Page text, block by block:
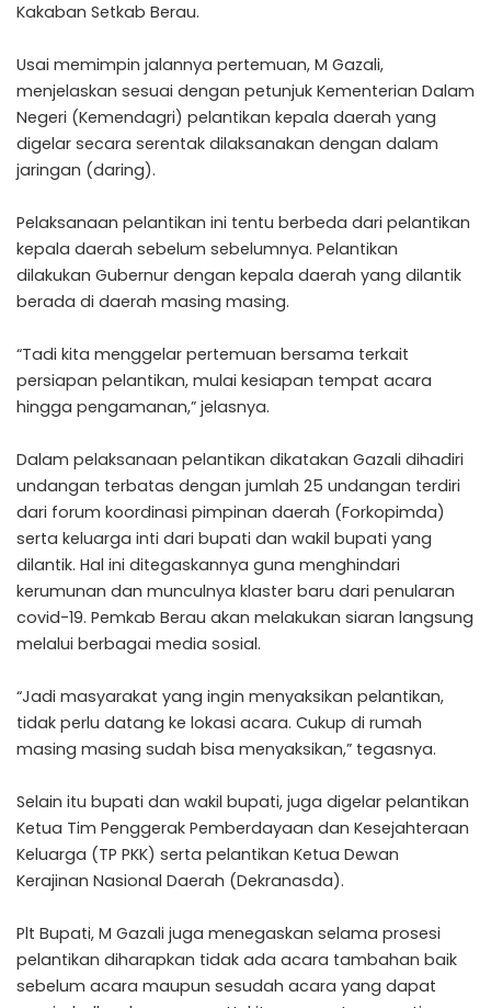
Kakaban Setkab Berau.
Usai memimpin jalannya pertemuan, M Gazali,
menjelaskan sesuai dengan petunjuk Kementerian Dalam
Negeri (Kemendagri) pelantikan kepala daerah yang
digelar secara serentak dilaksanakan dengan dalam
jaringan (daring).
Pelaksanaan pelantikan ini tentu berbeda dari pelantikan
kepala daerah sebelum sebelumnya. Pelantikan
dilakukan Gubernur dengan kepala daerah yang dilantik
berada di daerah masing masing.
“Tadi kita menggelar pertemuan bersama terkait
persiapan pelantikan, mulai kesiapan tempat acara
hingga pengamanan,” jelasnya.
Dalam pelaksanaan pelantikan dikatakan Gazali dihadiri
undangan terbatas dengan jumlah 25 undangan terdiri
dari forum koordinasi pimpinan daerah (Forkopimda)
serta keluarga inti dari bupati dan wakil bupati yang
dilantik. Hal ini ditegaskannya guna menghindari
kerumunan dan munculnya klaster baru dari penularan
covid-19. Pemkab Berau akan melakukan siaran langsung
melalui berbagai media sosial.
“Jadi masyarakat yang ingin menyaksikan pelantikan,
tidak perlu datang ke lokasi acara. Cukup di rumah
masing masing sudah bisa menyaksikan,” tegasnya.
Selain itu bupati dan wakil bupati, juga digelar pelantikan
Ketua Tim Penggerak Pemberdayaan dan Kesejahteraan
Keluarga (TP PKK) serta pelantikan Ketua Dewan
Kerajinan Nasional Daerah (Dekranasda).
Plt Bupati, M Gazali juga menegaskan selama prosesi
pelantikan diharapkan tidak ada acara tambahan baik
sebelum acara maupun sesudah acara yang dapat